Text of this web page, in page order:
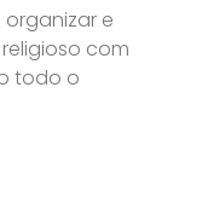
e
com
todo o